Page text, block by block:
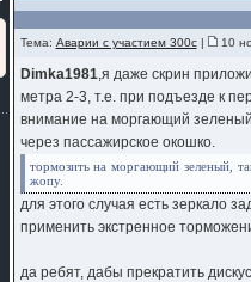
Тема: Аварии с участием 300с| 10
Dimka1981,я даже скрин
метра 2-3, т.е. при подъезде к
внимание на моргающий
через пассажирское окошко.
тормозить на моргающий зеленый,
жопу.
для этого случая есть зеркало
применить экстренное
да ребят, дабы прекратить